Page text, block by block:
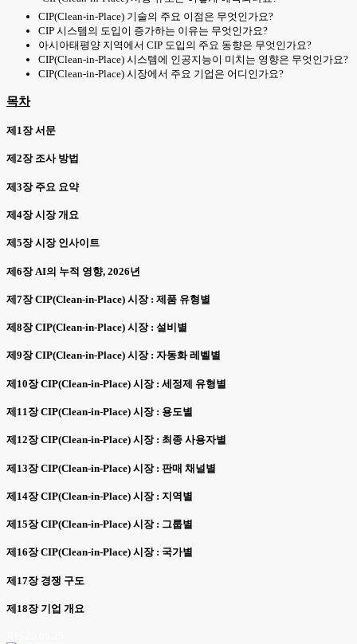
CIP(Clean-in-Place) 기술의 주요 이점은 무엇인가요?
CIP 시스템의 도입이 증가하는 이유는 무엇인가요?
아시아태평양 지역에서 CIP 도입의 주요 동향은 무엇인가요?
CIP(Clean-in-Place) 시스템에 인공지능이 미치는 영향은 무엇인가요?
CIP(Clean-in-Place) 시장에서 주요 기업은 어디인가요?
목차
제1장 서문
제2장 조사 방법
제3장 주요 요약
제4장 시장 개요
제5장 시장 인사이트
제6장 AI의 누적 영향, 2026년
제7장 CIP(Clean-in-Place) 시장 : 제품 유형별
제8장 CIP(Clean-in-Place) 시장 : 설비별
제9장 CIP(Clean-in-Place) 시장 : 자동화 레벨별
제10장 CIP(Clean-in-Place) 시장 : 세정제 유형별
제11장 CIP(Clean-in-Place) 시장 : 용도별
제12장 CIP(Clean-in-Place) 시장 : 최종 사용자별
제13장 CIP(Clean-in-Place) 시장 : 판매 채널별
제14장 CIP(Clean-in-Place) 시장 : 지역별
제15장 CIP(Clean-in-Place) 시장 : 그룹별
제16장 CIP(Clean-in-Place) 시장 : 국가별
제17장 경쟁 구도
제18장 기업 개요